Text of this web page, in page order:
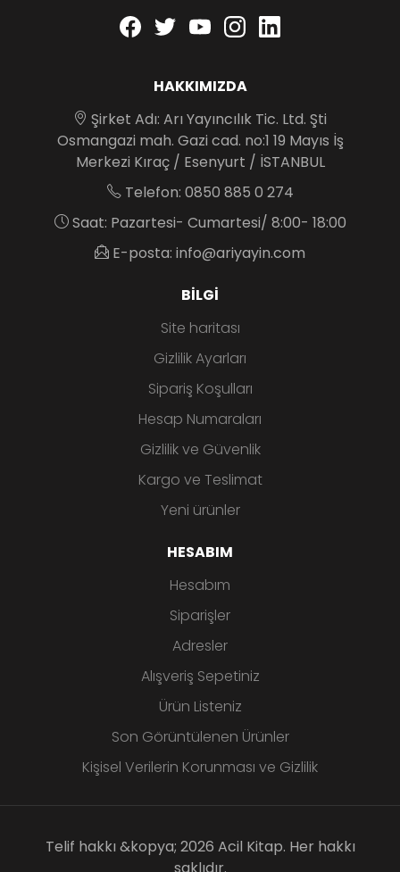
Facebook
twitteryoutubeinstagram
HAKKIMIZDA
Şirket Adı: Arı Yayıncılık Tic. Ltd. Şti
Osmangazi mah. Gazi cad. no:1 19 Mayıs İş
Merkezi Kıraç / Esenyurt / İSTANBUL
Telefon: 0850 885 0 274
Saat: Pazartesi- Cumartesi/ 8:00- 18:00
E-posta: info@ariyayin.com
BILGI
Site haritası
Gizlilik Ayarları
Sipariş Koşulları
Hesap Numaraları
Gizlilik ve Güvenlik
Kargo ve Teslimat
Yeni ürünler
HESABIM
Hesabım
Siparişler
Adresler
Alışveriş Sepetiniz
Ürün Listeniz
Son Görüntülenen Ürünler
Kişisel Verilerin Korunması ve Gizlilik
Telif hakkı &kopya; 2026 Acil Kitap. Her hakkı